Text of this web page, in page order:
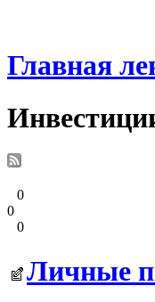
Главная
0
0
0
Личные